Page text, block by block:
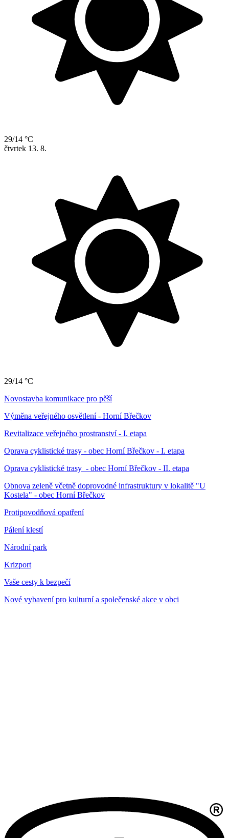
29/14 °C
čtvrtek 13. 8.
29/14 °C
Novostavba komunikace pro pěší
Výměna veřejného osvětlení - Horní Břečkov
Revitalizace veřejného prostranství - I. etapa
Oprava cyklistické trasy - obec Horní Břečkov - I. etapa
Oprava cyklistické trasy - obec Horní Břečkov - II. etapa
Obnova zeleně včetně doprovodné infrastruktury v lokalitě "U
Kostela" - obec Horní Břečkov
Protipovodňová opatření
Pálení klestí
Národní park
Krizport
Vaše cesty k bezpečí
Nové vybavení pro kulturní a společenské akce v obci